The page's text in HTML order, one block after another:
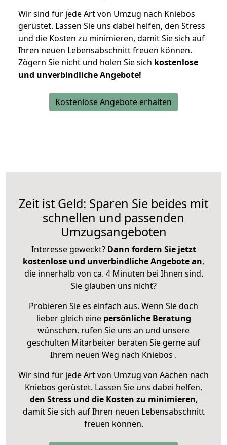
Wir sind für jede Art von Umzug nach Kniebos
gerüstet. Lassen Sie uns dabei helfen, den Stress
und die Kosten zu minimieren, damit Sie sich auf
Ihren neuen Lebensabschnitt freuen können.
Zögern Sie nicht und holen Sie sich kostenlose
und unverbindliche Angebote!
Kostenlose Angebote erhalten
Zeit ist Geld: Sparen Sie beides mit
schnellen und passenden
Umzugsangeboten
Interesse geweckt? Dann fordern Sie jetzt
kostenlose und unverbindliche Angebote an,
die innerhalb von ca. 4 Minuten bei Ihnen sind.
Sie glauben uns nicht?
Probieren Sie es einfach aus. Wenn Sie doch
lieber gleich eine persönliche Beratung
wünschen, rufen Sie uns an und unsere
geschulten Mitarbeiter beraten Sie gerne auf
Ihrem neuen Weg nach Kniebos .
Wir sind für jede Art von Umzug von Aachen nach
Kniebos gerüstet. Lassen Sie uns dabei helfen,
den Stress und die Kosten zu minimieren,
damit Sie sich auf Ihren neuen Lebensabschnitt
freuen können.